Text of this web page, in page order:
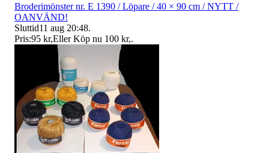
Broderimönster nr. E 1390 / Löpare / 40 × 90 cm / NYTT /
OANVÄND!
Sluttid11 aug 20:48.
Pris:95 kr,Eller Köp nu 100 kr,.